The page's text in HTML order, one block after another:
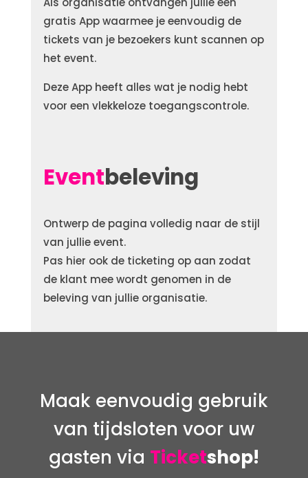
gratis App waarmee je eenvoudig de
tickets van je bezoekers kunt scannen op
het event.
Deze App heeft alles wat je nodig hebt
voor een vlekkeloze toegangscontrole.
Eventbeleving
Ontwerp de pagina volledig naar de stijl
van jullie event.
Pas hier ook de ticketing op aan zodat
de klant mee wordt genomen in de
beleving van jullie organisatie.
Maak eenvoudig gebruik
van tijdsloten voor uw
gasten via Ticketshop!